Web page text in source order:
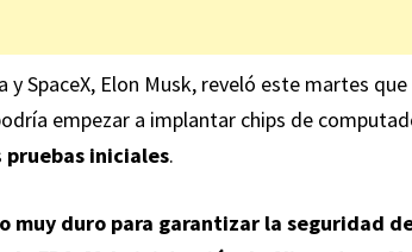
SpaceX, Elon Musk, reveló este martes
empezar a implantar chips de
pruebas iniciales.
muy duro para garantizar la seguridad